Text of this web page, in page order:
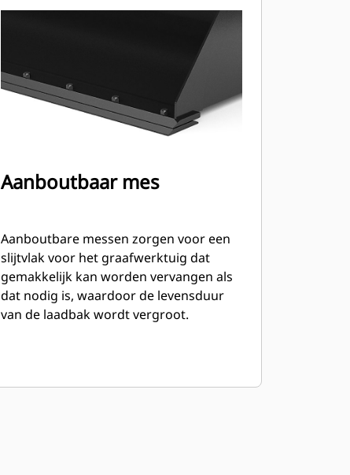
Aanboutbaar mes
Aanboutbare messen zorgen voor een
slijtvlak voor het graafwerktuig dat
gemakkelijk kan worden vervangen als
dat nodig is, waardoor de levensduur
van de laadbak wordt vergroot.